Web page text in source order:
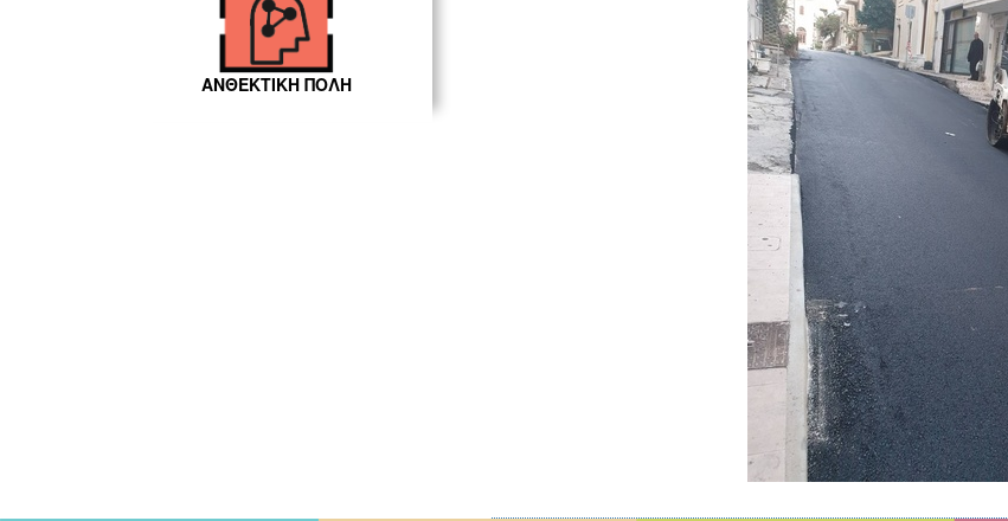
ΑΝΘΕΚΤΙΚΗ ΠΟΛΗ